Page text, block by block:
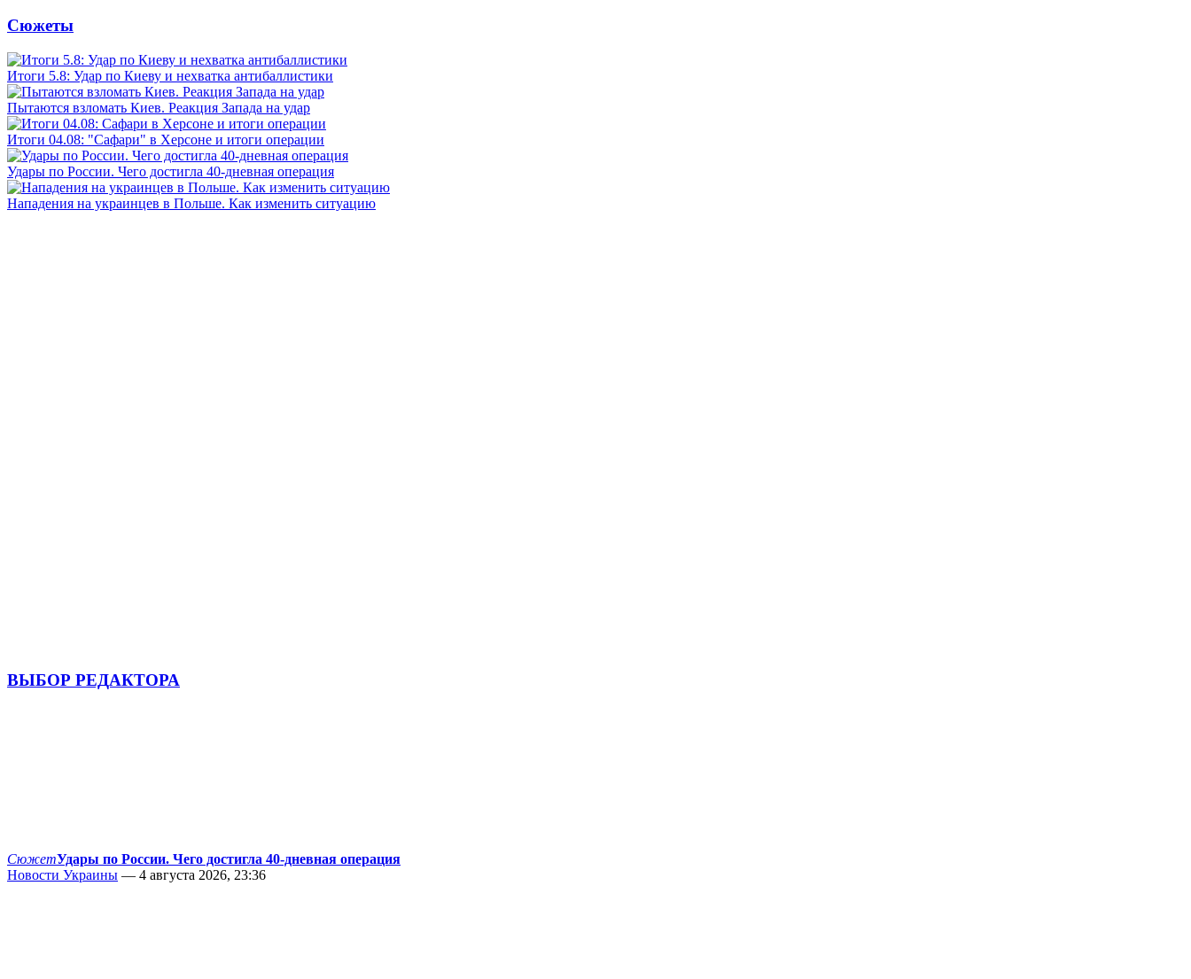
Сюжеты
Итоги 5.8: Удар по Киеву и нехватка антибаллистики
Пытаются взломать Киев. Реакция Запада на удар
Итоги 04.08: "Сафари" в Херсоне и итоги операции
Удары по России. Чего достигла 40-дневная операция
Нападения на украинцев в Польше. Как изменить ситуацию
ВЫБОР РЕДАКТОРА
СюжетУдары по России. Чего достигла 40-дневная операция
Новости Украины — 4 августа 2026, 23:36